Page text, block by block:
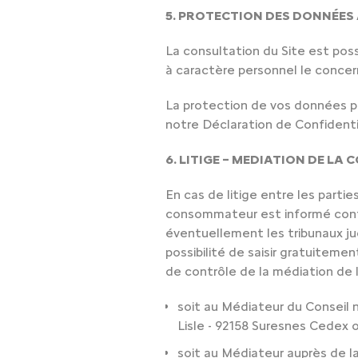
5. PROTECTION DES
La consultation du Site est
à caractère personnel le
La protection de vos données
notre Déclaration de
6. LITIGE – MEDIATION DE LA
En cas de litige entre les
consommateur est informé
éventuellement les tribunaux
possibilité de saisir
de contrôle de la médiation de
soit au Médiateur du Conseil
Lisle - 92158 Suresnes
soit au Médiateur auprès de